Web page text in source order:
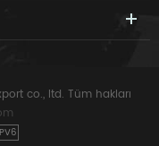
co., ltd. Tüm hakları